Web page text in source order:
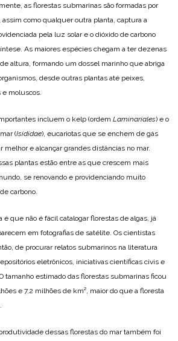
as florestas submarinas são formadas por
assim como qualquer outra planta, captura a
pela luz solar e o dióxido de carbono
As maiores espécies chegam a ter dezenas
altura, formando um dossel marinho que abriga
desde outras plantas até peixes,
moluscos.
incluem o kelp (ordem Laminariales) e o
(Isididae), eucariotas que se enchem de gás
melhor e alcançar grandes distâncias no mar.
plantas estão entre as que crescem mais
se renovando e providenciando muito
carbono.
é que não é fácil catalogar florestas de algas, já
em fotografias de satélite. Os cientistas
de procurar relatos submarinos na literatura
eletrônicos, iniciativas científicas civis e
tamanho estimado das florestas submarinas ficou
e 7,2 milhões de km², maior do que a floresta
dessas florestas do mar também foi